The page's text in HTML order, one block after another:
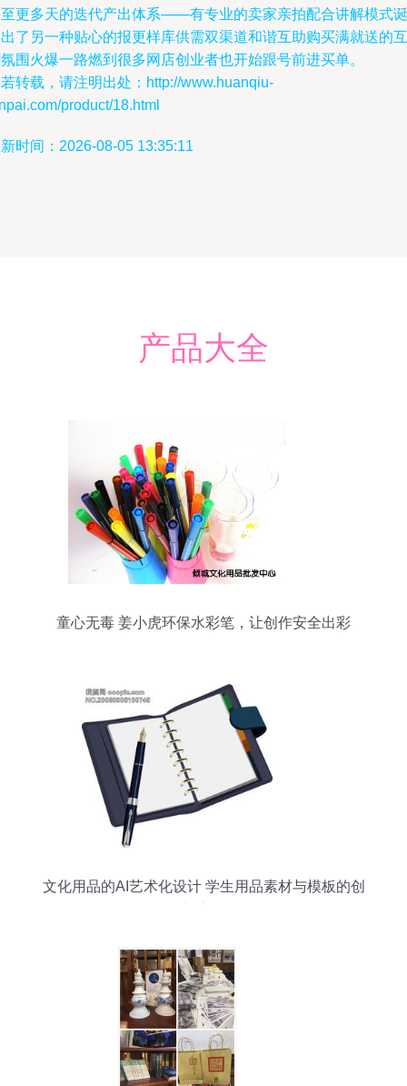
更多天的迭代产出体系——有专业的卖家亲拍配合讲解模式诞
了另一种贴心的报更样库供需双渠道和谐互助购买满就送的互
围火爆一路燃到很多网店创业者也开始跟号前进买单。
转载，请注明出处：http://www.huanqiu-
product/18.html
时间：2026-08-05 13:35:11
产品大全
童心无毒 姜小虎环保水彩笔，让创作安全出彩
文化用品的AI艺术化设计 学生用品素材与模板的创